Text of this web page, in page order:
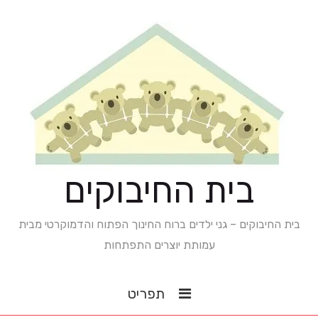
בית החיבוקים
בית החיבוקים – גני ילדים ברוח החינוך הפתוח והדמוקרטי מבית
עמותת יוצרים התפתחות
תפריט